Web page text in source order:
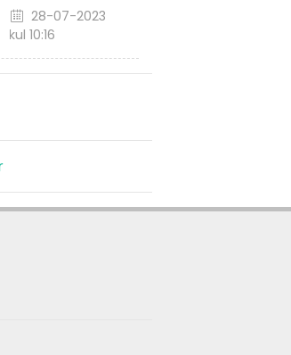
28-07-2023
pukul 10:16